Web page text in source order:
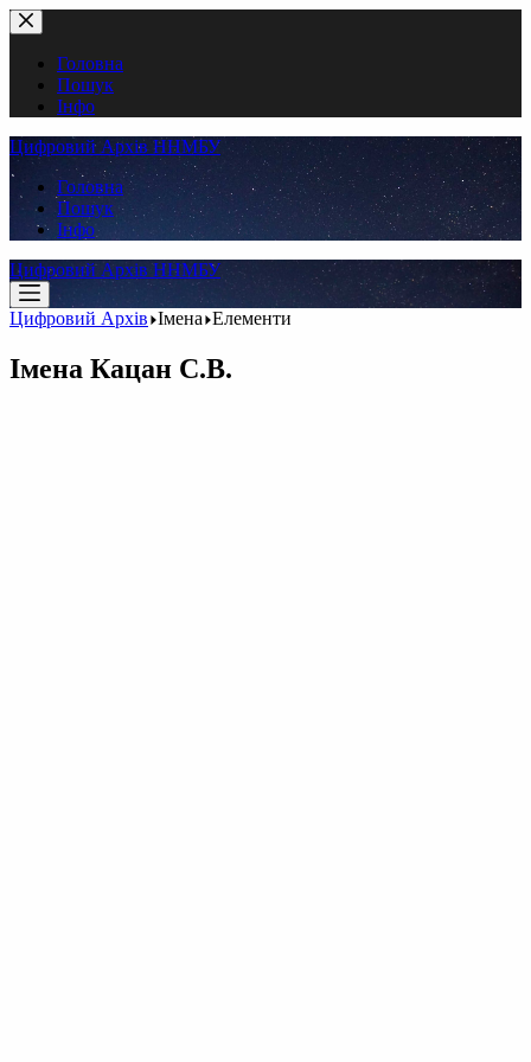
Перейти
до
вмістуГоловна
Пошук
Інфо
Цифровий Архів ННМБУ
Головна
Пошук
Інфо
Цифровий Архів ННМБУ
Цифровий Архів Імена Елементи
Імена Кацан С.В.